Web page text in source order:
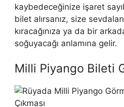
kaybedeceğinize işaret
bilet alırsanız, size
kıracağınıza ya da bir
soğuyacağı anlamına gelir.
Milli Piyango Bileti